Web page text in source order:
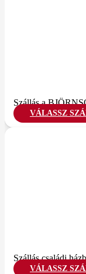
Szállás a
VÁLASSZ
Szállás családi
VÁLASSZ